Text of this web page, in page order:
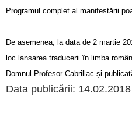
Programul complet al manifestării
De asemenea, la data de 2 martie
loc lansarea traducerii în limba
Domnul Profesor Cabrillac și
Data publicării: 14.02.2018